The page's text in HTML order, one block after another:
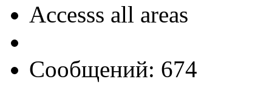
Accesss all areas
Сообщений: 674